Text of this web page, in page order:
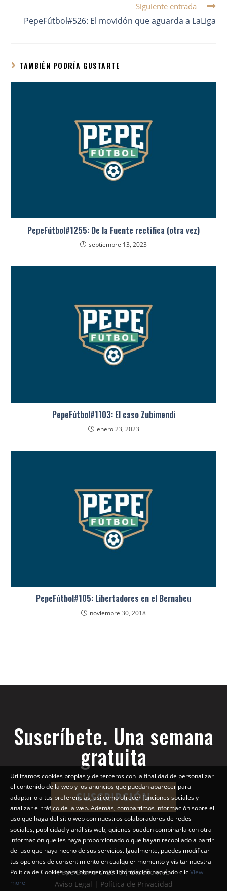
Siguiente entrada
PepeFútbol#526: El movidón que aguarda a LaLiga
TAMBIÉN PODRÍA GUSTARTE
PepeFútbol#1255: De la Fuente rectifica (otra vez)
septiembre 13, 2023
PepeFútbol#1103: El caso Zubimendi
enero 23, 2023
PepeFútbol#105: Libertadores en el Bernabeu
noviembre 30, 2018
Suscríbete. Una semana
gratuita
SUSCRIPCIÓN
Pepe Diario © 2018 | Diseño web
Aviso Legal | Política de Privacidad
Utilizamos cookies propias y de terceros con la finalidad de personalizar
el contenido de la web y los anuncios que puedan aparecer para
adaptarlo a tus preferencias, así como ofrecer funciones sociales y
analizar el tráfico de la web. Además, compartimos información sobre el
uso que haga del sitio web con nuestros colaboradores de redes
sociales, publicidad y análisis web, quienes pueden combinarla con otra
información que les haya proporcionado o que hayan recopilado a partir
del uso que haya hecho de sus servicios. Igualmente, puedes modificar
tus opciones de consentimiento en cualquier momento y visitar nuestra
Política de Cookies para obtener más información haciendo clicView
more